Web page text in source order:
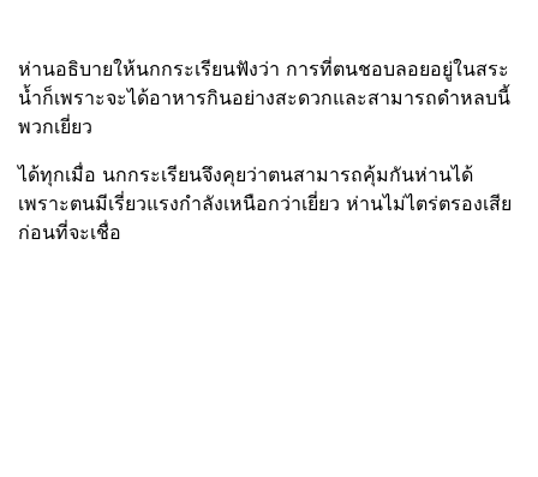
ห่านอธิบายให้นกกระเรียนฟังว่า การที่ตนชอบลอยอยู่ในสระ
น้ำก็เพราะจะได้อาหารกินอย่างสะดวกและสามารถดำหลบนี้
พวกเยี่ยว
ได้ทุกเมื่อ นกกระเรียนจึงคุยว่าตนสามารถคุ้มกันห่านได้
เพราะตนมีเรี่ยวแรงกำลังเหนือกว่าเยี่ยว ห่านไม่ไตร่ตรองเสีย
ก่อนที่จะเชื่อ